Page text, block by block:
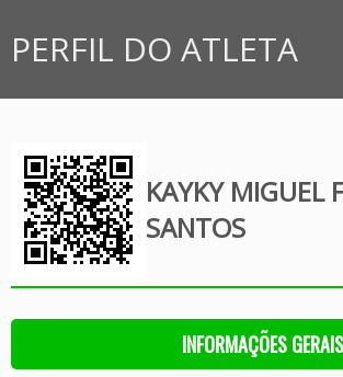
PERFIL DO ATLETA
KAYKY MIGUEL
SANTOS
INFORMAÇÕES GERAIS